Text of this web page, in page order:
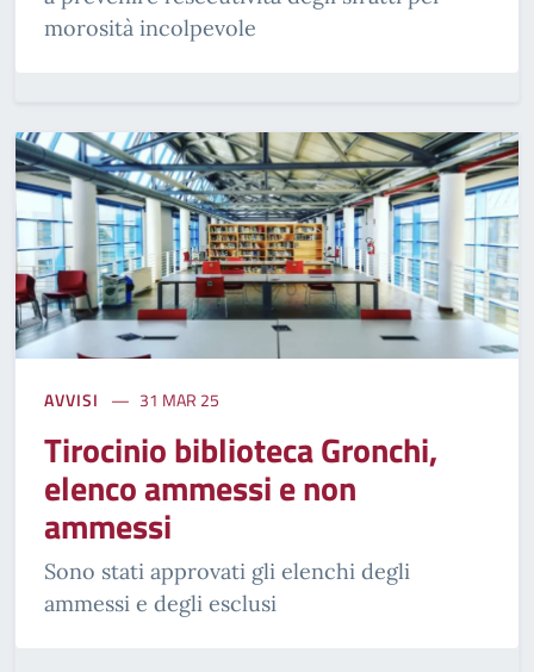
morosità incolpevole
AVVISI 31 MAR 25
Tirocinio biblioteca Gronchi,
elenco ammessi e non
ammessi
Sono stati approvati gli elenchi degli
ammessi e degli esclusi